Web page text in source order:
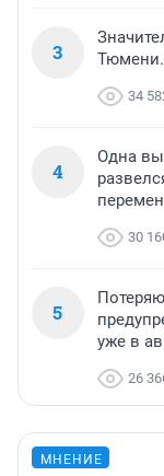
3
Тюмени.
34
4
Одна
30
5
уже в
26
МНЕНИЕ